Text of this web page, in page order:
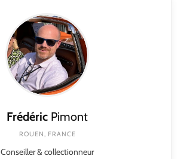
Frédéric Pimont
ROUEN, FRANCE
Conseiller & collectionneur